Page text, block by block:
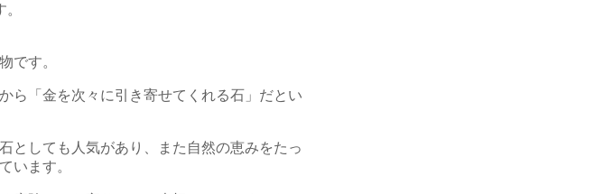
です。
ら「金を次々に引き寄せてくれる石」だとい
としても人気があり、また自然の恵みをたっ
います。